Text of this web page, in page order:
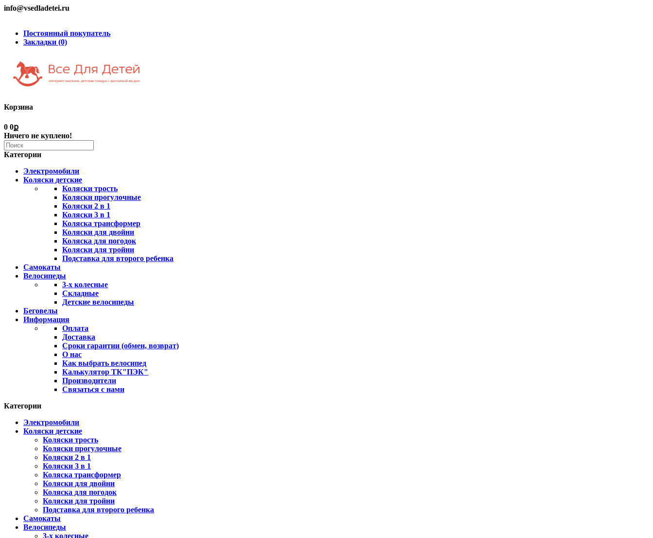
info@vsedladetei.ru
Постоянный покупатель
Закладки (0)
Корзина
0 0ք
Ничего не куплено!
Категории
Электромобили
Коляски детские
Коляски трость
Коляски прогулочные
Коляски 2 в 1
Коляски 3 в 1
Коляска трансформер
Коляски для двойни
Коляска для погодок
Коляски для тройни
Подставка для второго ребенка
Самокаты
Велосипеды
3-х колесные
Складные
Детские велосипеды
Беговелы
Информация
Оплата
Доставка
Сроки гарантии (обмен, возврат)
О нас
Как выбрать велосипед
Калькулятор ТК"ПЭК"
Производители
Связаться с нами
Категории
Электромобили
Коляски детские
Коляски трость
Коляски прогулочные
Коляски 2 в 1
Коляски 3 в 1
Коляска трансформер
Коляски для двойни
Коляска для погодок
Коляски для тройни
Подставка для второго ребенка
Самокаты
Велосипеды
3-х колесные